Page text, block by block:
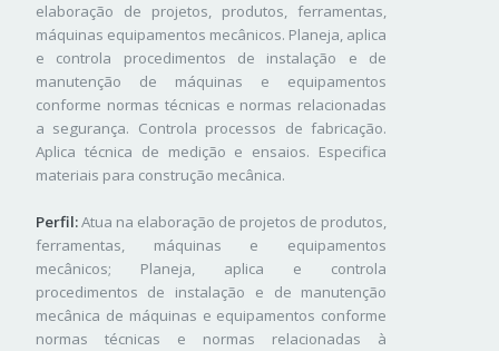
elaboração de projetos, produtos, ferramentas,
máquinas equipamentos mecânicos. Planeja, aplica
e controla procedimentos de instalação e de
manutenção de máquinas e equipamentos
conforme normas técnicas e normas relacionadas
a segurança. Controla processos de fabricação.
Aplica técnica de medição e ensaios. Especifica
materiais para construção mecânica.
Perfil:Atua na elaboração de projetos de produtos,
ferramentas, máquinas e equipamentos
mecânicos; Planeja, aplica e controla
procedimentos de instalação e de manutenção
mecânica de máquinas e equipamentos conforme
normas técnicas e normas relacionadas à